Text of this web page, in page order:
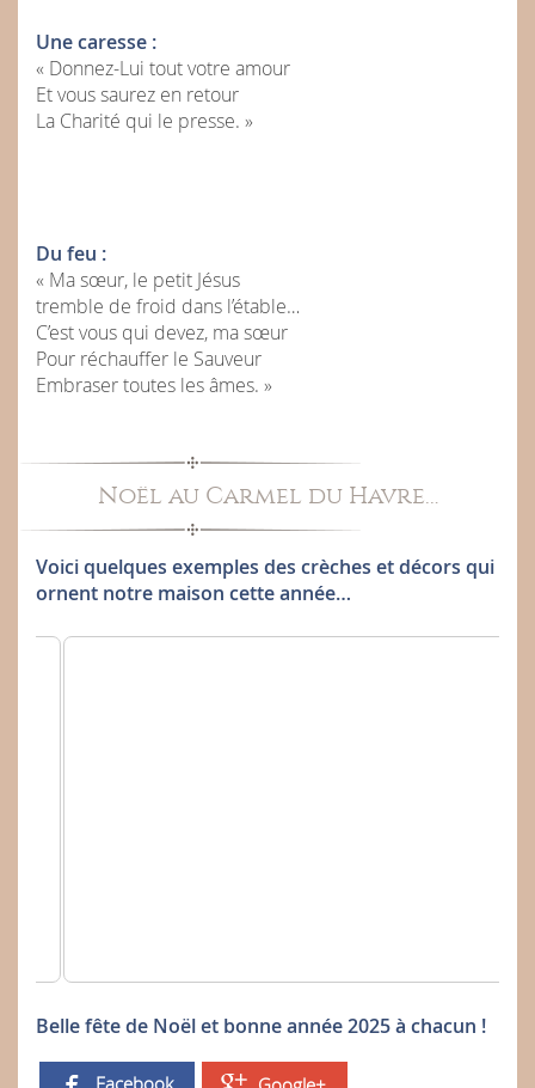
Une caresse :
« Donnez-Lui tout votre amour
Et vous saurez en retour
La Charité qui le presse. »
Du feu :
« Ma sœur, le petit Jésus
tremble de froid dans l’étable…
C’est vous qui devez, ma sœur
Pour réchauffer le Sauveur
Embraser toutes les âmes. »
Noël au Carmel du Havre…
Voici quelques exemples des crèches et décors qui
ornent notre maison cette année…
Belle fête de Noël et bonne année 2025 à chacun !